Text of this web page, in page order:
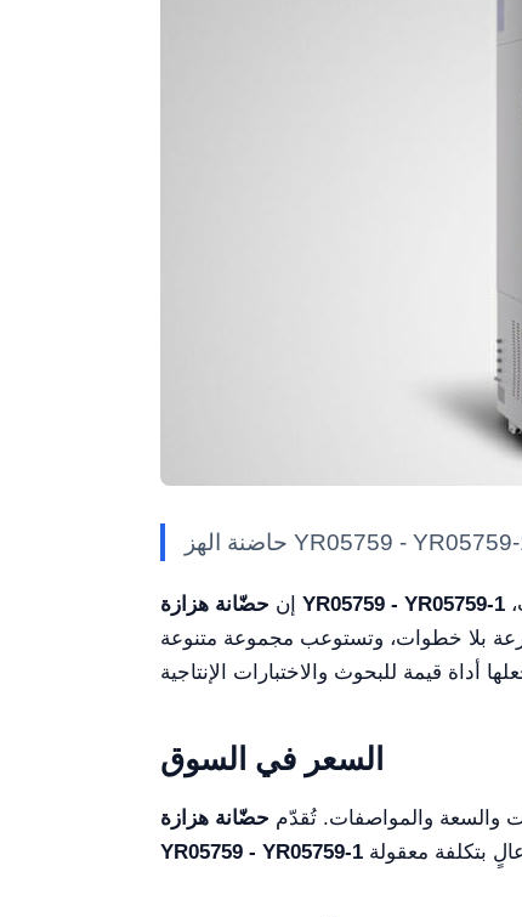
إن حضّانة هزازة YR05759 - YR05759-1
بلا خطوات، وتستوعب مجموعة متنوعة
السعر في السوق
حضّانة هزازة
YR05759 - YR05759-1